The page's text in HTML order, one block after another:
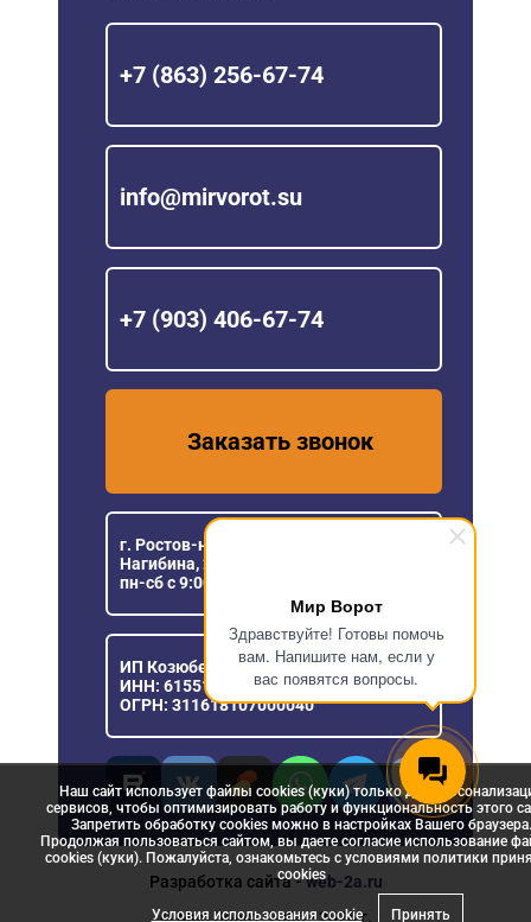
Мир Ворот
Здравствуйте! Готовы помочь
вам. Напишите нам, если у
вас появятся вопросы.
+7 (863) 256-67-74
info@mirvorot.su
+7 (903) 406-67-74
Заказать звонок
г. Ростов-на-Дону, пр. Михаила
Нагибина, 23
пн-сб с 9:00 до 18:00
ИП Козюберда Денис Александрович
ИНН: 615516030057
ОГРН: 311618107000040
Разработка сайта- web-2a.ru
© Мир Ворот, 2006 - 2026 г.
Наш сайт использует файлы cookies (куки) только для
сервисов, чтобы оптимизировать работу и функциональность этого
Запретить обработку cookies можно в настройках Вашего браузера.
Продолжая пользоваться сайтом, вы даете согласие использование
cookies (куки). Пожалуйста, ознакомьтесь с условиями политики
сookies
Условия использования cookie Принять